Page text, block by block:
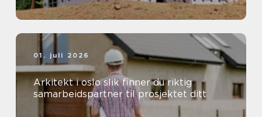
01. juli 2026
Arkitekt i oslo slik finner du riktig
samarbeidspartner til prosjektet ditt